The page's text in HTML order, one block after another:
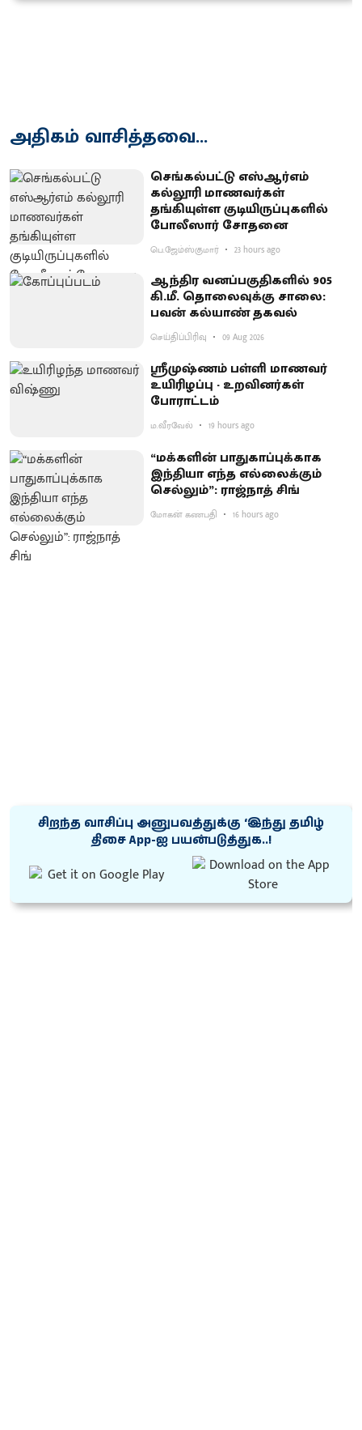
அதிகம் வாசித்தவை...
செங்கல்பட்டு எஸ்ஆர்எம்
கல்லூரி மாணவர்கள்
தங்கியுள்ள குடியிருப்புகளில்
போலீஸார் சோதனை
பெ.ஜேம்ஸ்குமார் 23 hours ago
ஆந்திர வனப்பகுதிகளில் 905
கி.மீ. தொலைவுக்கு சாலை:
பவன் கல்யாண் தகவல்
செய்திப்பிரிவு 09 Aug 2026
ஸ்ரீமுஷ்ணம் பள்ளி மாணவர்
உயிரிழப்பு - உறவினர்கள்
போராட்டம்
ம.வீரவேல் 19 hours ago
“மக்களின் பாதுகாப்புக்காக
இந்தியா எந்த எல்லைக்கும்
செல்லும்”: ராஜ்நாத் சிங்
மோகன் கணபதி 16 hours ago
சிறந்த வாசிப்பு அனுபவத்துக்கு ‘இந்து தமிழ்
திசை App-ஐ பயன்படுத்துக..!